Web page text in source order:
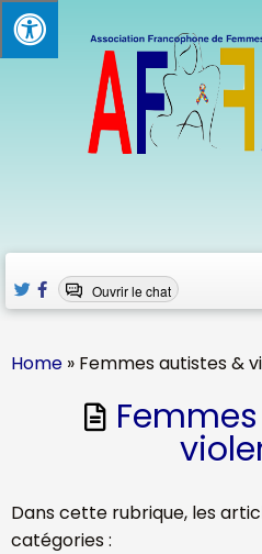
Skip
to
Ouvrir le chat
Home » Femmes autistes &
Dans cette rubrique, les
catégories :